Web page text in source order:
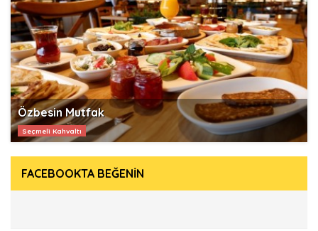
Özbesin Mutfak
Seçmeli Kahvaltı
FACEBOOKTA BEĞENİN